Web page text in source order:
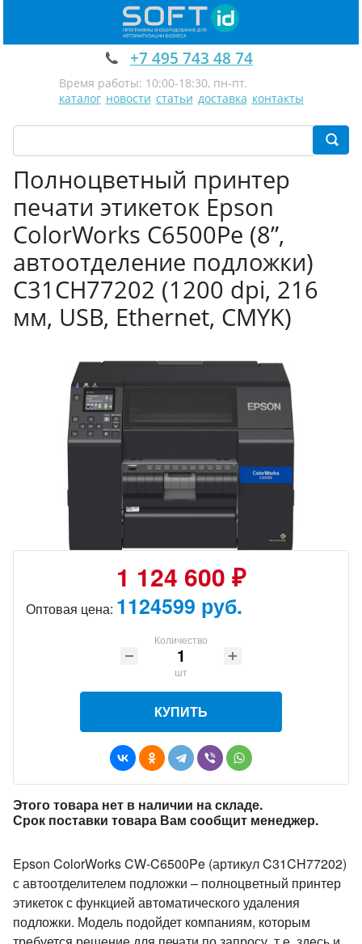
+7 495 743 48 74
Время работы: 10:00-18:30, пн-пт.
каталог новости статьи доставка контакты
Полноцветный принтер
печати этикеток Epson
ColorWorks C6500Pe (8”,
автоотделение подложки)
C31CH77202 (1200 dpi, 216
мм, USB, Ethernet, CMYK)
1 124 600 ₽
Оптовая цена: 1124599 руб.
Количество
шт
КУПИТЬ
Этого товара нет в наличии на складе.
Срок поставки товара Вам сообщит менеджер.
Epson ColorWorks CW-C6500Pe (артикул C31CH77202)
с автоотделителем подложки – полноцветный принтер
этикеток с функцией автоматического удаления
подложки. Модель подойдет компаниям, которым